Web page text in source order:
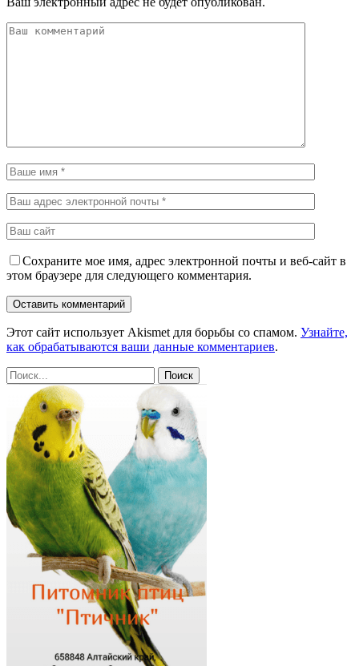
Сохраните мое имя, адрес электронной почты и веб-сайт в
этом браузере для следующего комментария.
Этот сайт использует Akismet для борьбы со спамом. Узнайте,
как обрабатываются ваши данные комментариев.